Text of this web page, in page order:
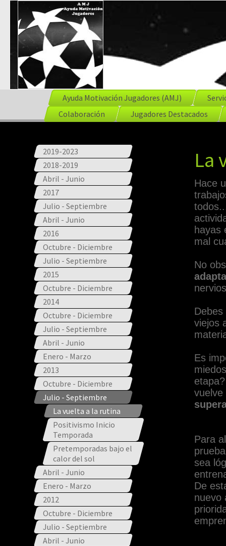
Ayuda Motivación Jugadores (AMJ)
Colaboración
Jugadores Destacados
2019-2023
2018-2019
Abril - Junio
2017
Julio - Septiembre
Abril - Junio
2016
Octubre - Diciembre
Julio - Septiembre
2015
Octubre - Diciembre
2014
Octubre - Diciembre
Julio - Septiembre
Abril - Junio
Enero - Marzo
2013
Octubre - Diciembre
Julio - Septiembre
La vuelta a la rutina
Positivismo Inicio
Temporada
Pretemporadas bajo el
calor del sol
Abril - Junio
Enero - Marzo
2012
Octubre - Diciembre
Julio - Septiembre
Abril - Junio
La
Hace
hayas
mal
No
Debes
viejos
Es
Para
sea
De
nuevo